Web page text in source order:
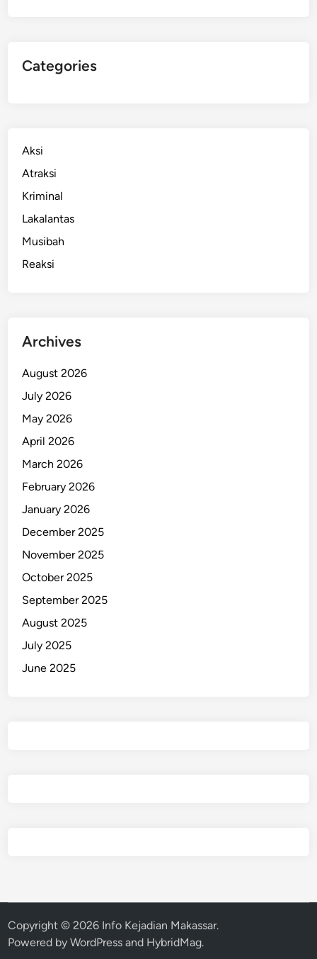
Categories
Aksi
Atraksi
Kriminal
Lakalantas
Musibah
Reaksi
Archives
August 2026
July 2026
May 2026
April 2026
March 2026
February 2026
January 2026
December 2025
November 2025
October 2025
September 2025
August 2025
July 2025
June 2025
Copyright © 2026 Info Kejadian Makassar.
Powered byWordPress and HybridMag.